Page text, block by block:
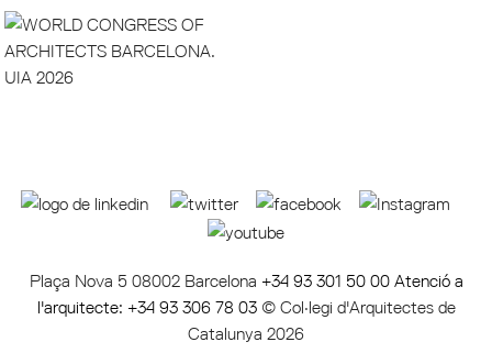
Plaça Nova 5 08002 Barcelona +34 93 301 50 00 Atenció a
l'arquitecte: +34 93 306 78 03 © Col·legi d'Arquitectes de
Catalunya 2026